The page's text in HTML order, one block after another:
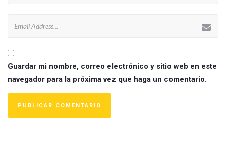
Guardar mi nombre, correo electrónico y sitio web en este
navegador para la próxima vez que haga un comentario.